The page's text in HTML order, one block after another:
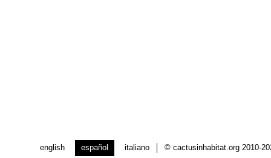
english español italiano © cactusinhabitat.org 2010-